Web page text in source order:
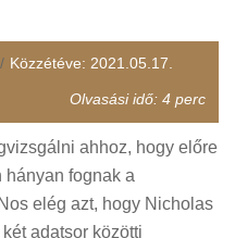
Közzétéve: 2021.05.17.
Olvasási idő: 4 perc
ahhoz, hogy előre
hányan fognak a
elég azt, hogy Nicholas
adatsor közötti